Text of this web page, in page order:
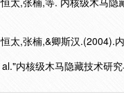
太,张楠,&卿斯汉.(2004).
内核级木马隐藏技术研